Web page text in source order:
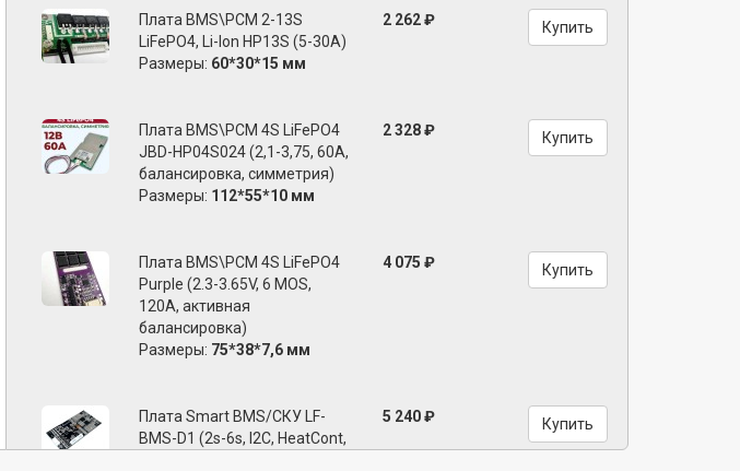
Плата BMS\PCM 2-13S
LiFePO4, Li-Ion HP13S (5-30A)
Размеры: 60*30*15 мм
2 262 ₽ Купить
Плата BMS\PCM 4S LiFePO4
JBD-HP04S024 (2,1-3,75, 60А,
балансировка, симметрия)
Размеры: 112*55*10 мм
2 328 ₽ Купить
Плата BMS\PCM 4S LiFePO4
Purple (2.3-3.65V, 6 MOS,
120A, активная
балансировка)
Размеры: 75*38*7,6 мм
4 075 ₽ Купить
Плата Smart BMS/СКУ LF-
BMS-D1 (2s-6s, I2C, HeatCont,
5 240 ₽ Купить